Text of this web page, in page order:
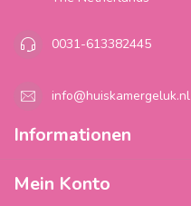
0031-613382445
info@huiskamergeluk.nl
Informationen
Mein Konto